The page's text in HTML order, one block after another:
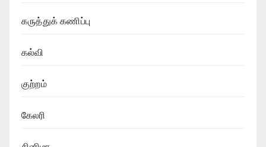
கருத்துக் கணிப்பு
கல்வி
குற்றம்
கேலரி